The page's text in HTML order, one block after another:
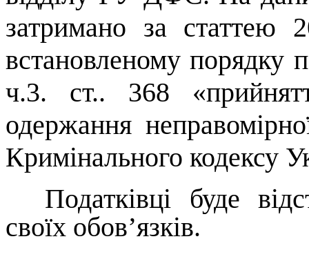
затримано за
встановленому порядку
ч.3. ст.. 368
одержання
Кримінального кодексу
Податківці буде
своїх обов’язків.